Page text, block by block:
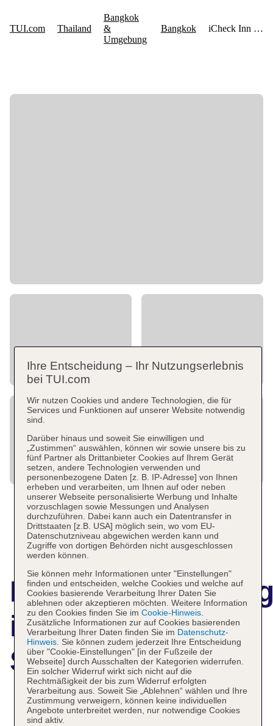
iCheck Inn
Sukhumvit 19
Das bietet Ihre Unterkunft
Ihre Entscheidung – Ihr Nutzungserlebnis
bei TUI.com
Wir nutzen Cookies und andere Technologien, die für
Services und Funktionen auf unserer Website notwendig
sind.
Darüber hinaus und soweit Sie einwilligen und
„Zustimmen“ auswählen, können wir sowie unsere bis zu
fünf Partner als Drittanbieter Cookies auf Ihrem Gerät
setzen, andere Technologien verwenden und
personenbezogene Daten [z. B. IP-Adresse] von Ihnen
erheben und verarbeiten, um Ihnen auf oder neben
unserer Webseite personalisierte Werbung und Inhalte
vorzuschlagen sowie Messungen und Analysen
durchzuführen. Dabei kann auch ein Datentransfer in
Drittstaaten [z.B. USA] möglich sein, wo vom EU-
Datenschutzniveau abgewichen werden kann und
Zugriffe von dortigen Behörden nicht ausgeschlossen
werden können.
Sie können mehr Informationen unter "Einstellungen"
finden und entscheiden, welche Cookies und welche auf
Cookies basierende Verarbeitung Ihrer Daten Sie
ablehnen oder akzeptieren möchten. Weitere Information
zu den Cookies finden Sie im Cookie-Hinweis.
Zusätzliche Informationen zur auf Cookies basierenden
Verarbeitung Ihrer Daten finden Sie im Datenschutz-
Hinweis. Sie können zudem jederzeit Ihre Entscheidung
über "Cookie-Einstellungen" [in der Fußzeile der
Webseite] durch Ausschalten der Kategorien widerrufen.
Ein solcher Widerruf wirkt sich nicht auf die
Rechtmäßigkeit der bis zum Widerruf erfolgten
Verarbeitung aus. Soweit Sie „Ablehnen“ wählen und Ihre
Zustimmung verweigern, können keine individuellen
Angebote unterbreitet werden, nur notwendige Cookies
sind aktiv.